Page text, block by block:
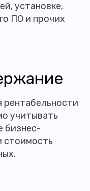
установке,
ПО и прочих
рентабельности
учитывать
бизнес-
стоимость